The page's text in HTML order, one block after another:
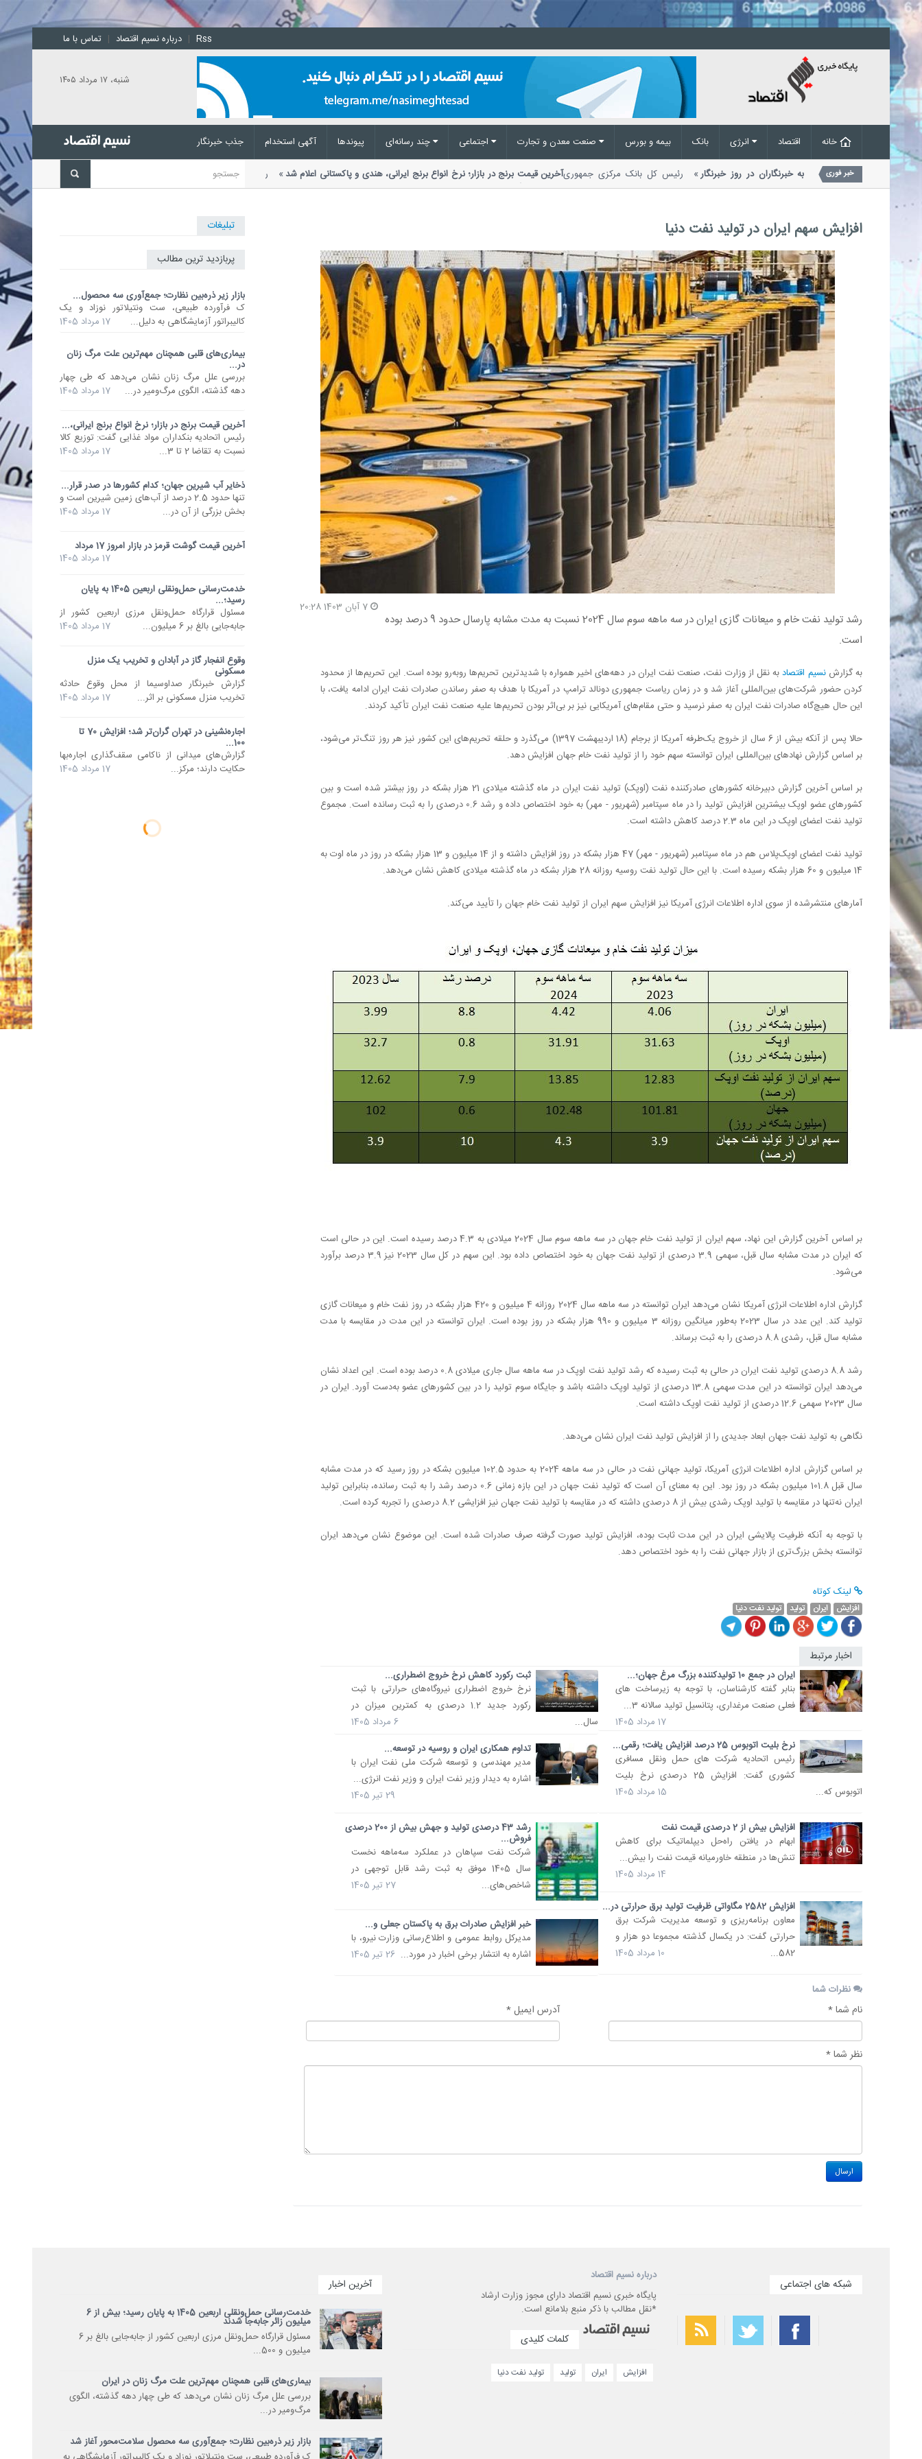
تماس با ما | درباره نسیم اقتصاد | Rss
شنبه، ۱۷ مرداد ۱۴۰۵
جذب خبرنگار آگهی استخدام پیوند‌ها بیمه و بورس بانک اقتصاد
خبر فوری آخرین قیمت برنج در بازار؛ نرخ انواع برنج ایرانی، هندی و پاکستانی اعلام شد
رئیس اتحادیه بنکداران
مواد غذایی گفت: توزیع کالا نسبت به تقاضا 2...
ویژه رئیس کل بانک مرکزی به خبرنگاران در روز خبرنگار
رئیس کل بانک مرکزی جمهوری
اسلامی ایران در پیامی به مناسبت هفدهم...
تبلیغات
پربازدید ترین مطالب
بازار زیر ذره‌بین نظارت؛ جمع‌آوری سه محصول...
ک فرآورده طبیعی، ست ونتیلاتور نوزاد و یک
کالیبراتور آزمایشگاهی به دلیل...
17 مرداد 1405
بیماری‌های قلبی همچنان مهم‌ترین علت مرگ زنان
در...
بررسی علل مرگ زنان نشان می‌دهد که طی چهار
دهه گذشته، الگوی مرگ‌ومیر در...
17 مرداد 1405
آخرین قیمت برنج در بازار؛ نرخ انواع برنج ایرانی،...
رئیس اتحادیه بنکداران مواد غذایی گفت: توزیع کالا
نسبت به تقاضا 2 تا 3...
17 مرداد 1405
ذخایر آب شیرین جهان؛ کدام کشورها در صدر قرار...
تنها حدود 2.5 درصد از آب‌های زمین شیرین است و
بخش بزرگی از آن در...
17 مرداد 1405
آخرین قیمت گوشت قرمز در بازار امروز 17 مرداد
17 مرداد 1405
خدمت‌رسانی حمل‌ونقلی اربعین 1405 به پایان
رسید؛...
مسئول قرارگاه حمل‌ونقل مرزی اربعین کشور از
جابه‌جایی بالغ بر 6 میلیون...
17 مرداد 1405
وقوع انفجار گاز در آبادان و تخریب یک منزل
مسکونی
گزارش خبرنگار صداوسیما از محل وقوع حادثه‌
تخریب منزل مسکونی بر اثر...
17 مرداد 1405
اجاره‌نشینی در تهران گران‌تر شد؛ افزایش 70 تا
100...
گزارش‌های میدانی از ناکامی سقف‌گذاری اجاره‌بها
حکایت دارند؛ مرکز...
17 مرداد 1405
افزایش سهم ایران در تولید نفت دنیا
رشد تولید نفت خام و میعانات گازی ایران در سه ماهه سوم سال 2024 نسبت به مدت مشابه پارسال حدود 9 درصد بوده
است.
به گزارشنسیم اقتصادبه نقل از وزارت نفت، صنعت نفت ایران در دهه‌های اخیر همواره با شدیدترین تحریم‌ها روبه‌رو بوده است. این تحریم‌ها از محدود
کردن حضور شرکت‌های بین‌المللی آغاز شد و در زمان ریاست جمهوری دونالد ترامپ در آمریکا با هدف به صفر رساندن صادرات نفت ایران ادامه یافت، با
این حال هیچ‌گاه صادرات نفت ایران به صفر نرسید و حتی مقام‌های آمریکایی نیز بر بی‌اثر بودن تحریم‌ها علیه صنعت نفت ایران تأکید کردند.
حالا پس از آنکه بیش از 6 سال از خروج یک‌طرفه آمریکا از برجام (18 اردیبهشت 1397) می‌گذرد و حلقه تحریم‌های این کشور نیز هر روز تنگ‌تر می‌شود،
بر اساس گزارش نهادهای بین‌المللی ایران توانسته سهم خود را از تولید نفت خام جهان افزایش دهد.
بر اساس آخرین گزارش دبیرخانه کشورهای صادرکننده نفت (اوپک) تولید نفت ایران در ماه گذشته میلادی 21 هزار بشکه در روز بیشتر شده است و بین
کشورهای عضو اوپک بیشترین افزایش تولید را در ماه سپتامبر (شهریور - مهر) به خود اختصاص داده و رشد 0.6 درصدی را به ثبت رسانده است. مجموع
تولید نفت اعضای اوپک در این ماه 2.3 درصد کاهش داشته است.
تولید نفت اعضای اوپک‌پلاس هم در ماه سپتامبر (شهریور - مهر) 47 هزار بشکه در روز افزایش داشته و از 14 میلیون و 13 هزار بشکه در روز در ماه اوت به
14 میلیون و 60 هزار بشکه رسیده است. با این حال تولید نفت روسیه روزانه 28 هزار بشکه در ماه گذشته میلادی کاهش نشان می‌دهد.
آمارهای منتشرشده از سوی اداره اطلاعات انرژی آمریکا نیز افزایش سهم ایران از تولید نفت خام جهان را تأیید می‌کند.
بر اساس آخرین گزارش این نهاد، سهم ایران از تولید نفت خام جهان در سه ماهه سوم سال 2024 میلادی به 4.3 درصد رسیده است. این در حالی است
که ایران در مدت مشابه سال قبل، سهمی 3.9 درصدی از تولید نفت جهان به خود اختصاص داده بود. این سهم در کل سال 2023 نیز 3.9 درصد برآورد
می‌شود.
گزارش اداره اطلاعات انرژی آمریکا نشان می‌دهد ایران توانسته در سه ماهه سال 2024 روزانه 4 میلیون و 420 هزار بشکه در روز نفت خام و میعانات گازی
تولید کند. این عدد در سال 2023 به‌طور میانگین روزانه 3 میلیون و 990 هزار بشکه در روز بوده است. ایران توانسته در این مدت در مقایسه با مدت
مشابه سال قبل، رشدی 8.8 درصدی را به ثبت برساند.
رشد 8.8 درصدی تولید نفت ایران در حالی به ثبت رسیده که رشد تولید نفت اوپک در سه ماهه سال جاری میلادی 0.8 درصد بوده است. این اعداد نشان
می‌دهد ایران توانسته در این مدت سهمی 13.8 درصدی از تولید اوپک داشته باشد و جایگاه سوم تولید را در بین کشورهای عضو به‌دست آورد. ایران در
سال 2023 سهمی 12.6 درصدی از تولید نفت اوپک داشته است.
نگاهی به تولید نفت جهان ابعاد جدیدی را از افزایش تولید نفت ایران نشان می‌دهد.
بر اساس گزارش اداره اطلاعات انرژی آمریکا، تولید جهانی نفت در حالی در سه ماهه 2024 به حدود 102.5 میلیون بشکه در روز رسید که در مدت مشابه
سال قبل 101.8 میلیون بشکه در روز بود. این به معنای آن است که تولید نفت جهان در این بازه زمانی 0.6 درصد رشد را به ثبت رسانده، بنابراین تولید
ایران نه‌تنها در مقایسه با تولید اوپک رشدی بیش از 8 درصدی داشته که در مقایسه با تولید نفت جهان نیز افزایشی 8.2 درصدی را تجربه کرده است.
با توجه به آنکه ظرفیت پالایشی ایران در این مدت ثابت بوده، افزایش تولید صورت گرفته صرف صادرات شده است. این موضوع نشان می‌دهد ایران
توانسته بخش بزرگ‌تری از بازار جهانی نفت را به خود اختصاص دهد.
لینک کوتاه
افزایش ایران تولید تولید نفت دنیا
اخبار مرتبط
ایران در جمع 10 تولیدکننده بزرگ مرغ جهان؛...
بنابر گفته کارشناسان، با توجه به زیرساخت های
فعلی صنعت مرغداری، پتانسیل تولید سالانه 3...
17 مرداد 1405
نرخ بلیت اتوبوس 25 درصد افزایش یافت؛ رقمی...
رئیس اتحادیه شرکت های حمل ونقل مسافری
کشوری گفت: افزایش 25 درصدی نرخ بلیت
اتوبوس که...
15 مرداد 1405
افزایش بیش از 2 درصدی قیمت نفت
ابهام در یافتن راه‌حل‌ دیپلماتیک برای کاهش
تنش‌ها در منطقه خاورمیانه قیمت نفت را بیش...
14 مرداد 1405
افزایش 2582 مگاواتی ظرفیت تولید برق حرارتی در...
معاون برنامه‌ریزی و توسعه مدیریت شرکت برق
حرارتی گفت: در یکسال گذشته مجموعا دو هزار و
582...
10 مرداد 1405
ثبت رکورد کاهش نرخ خروج اضطراری...
نرخ خروج اضطراری نیروگاه‌های حرارتی با ثبت
رکورد جدید 1.2 درصدی به کمترین میزان در
سال...
6 مرداد 1405
تداوم همکاری ایران و روسیه در توسعه...
مدیر مهندسی و توسعه شرکت ملی نفت ایران با
اشاره به دیدار وزیر نفت ایران و وزیر نفت انرژی...
29 تیر 1405
رشد 43 درصدی تولید و جهش بیش از 200 درصدی
فروش...
شرکت نفت سپاهان در عملکرد سه‌ماهه نخست
سال 1405 موفق به ثبت رشد قابل توجهی در
شاخص‌های...
27 تیر 1405
خبر افزایش صادرات برق به پاکستان جعلی و...
مدیرکل روابط عمومی و اطلاع‌رسانی وزارت نیرو، با
اشاره به انتشار برخی اخبار در مورد... 26 تیر 1405
نظرات شما
آدرس ایمیل * نام شما *
نظر شما *
آخرین اخبار
خدمت‌رسانی حمل‌ونقلی اربعین 1405 به پایان رسید؛ بیش از 6
میلیون زائر جابه‌جا شدند
مسئول قرارگاه حمل‌ونقل مرزی اربعین کشور از جابه‌جایی بالغ بر 6
میلیون و 500...
بیماری‌های قلبی همچنان مهم‌ترین علت مرگ زنان در ایران
بررسی علل مرگ زنان نشان می‌دهد که طی چهار دهه گذشته، الگوی
مرگ‌ومیر در...
بازار زیر ذره‌بین نظارت؛ جمع‌آوری سه محصول سلامت‌محور آغاز شد
درباره نسیم اقتصاد
پایگاه خبری نسیم اقتصاد دارای مجوز وزارت ارشاد
*نقل مطالب با ذکر منبع بلامانع است.
کلمات کلیدی
افزایش ایران تولید تولید نفت دنیا
شبکه های اجتماعی